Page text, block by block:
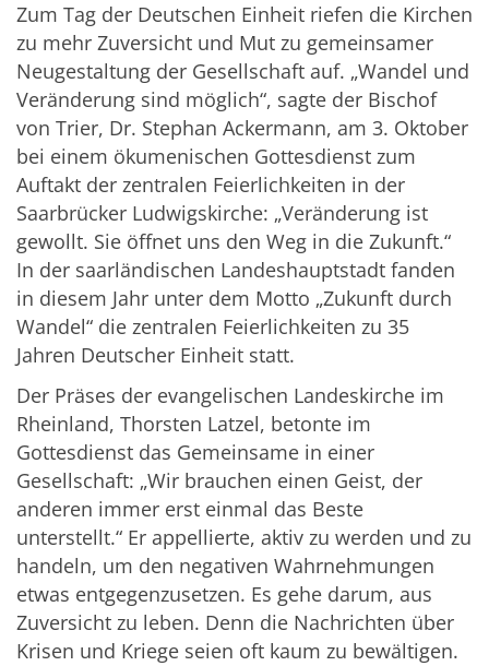
Zum Tag der Deutschen Einheit riefen die Kirchen
zu mehr Zuversicht und Mut zu gemeinsamer
Neugestaltung der Gesellschaft auf. „Wandel und
Veränderung sind möglich“, sagte der Bischof
von Trier, Dr. Stephan Ackermann, am 3. Oktober
bei einem ökumenischen Gottesdienst zum
Auftakt der zentralen Feierlichkeiten in der
Saarbrücker Ludwigskirche: „Veränderung ist
gewollt. Sie öffnet uns den Weg in die Zukunft.“
In der saarländischen Landeshauptstadt fanden
in diesem Jahr unter dem Motto „Zukunft durch
Wandel“ die zentralen Feierlichkeiten zu 35
Jahren Deutscher Einheit statt.
Der Präses der evangelischen Landeskirche im
Rheinland, Thorsten Latzel, betonte im
Gottesdienst das Gemeinsame in einer
Gesellschaft: „Wir brauchen einen Geist, der
anderen immer erst einmal das Beste
unterstellt.“ Er appellierte, aktiv zu werden und zu
handeln, um den negativen Wahrnehmungen
etwas entgegenzusetzen. Es gehe darum, aus
Zuversicht zu leben. Denn die Nachrichten über
Krisen und Kriege seien oft kaum zu bewältigen.